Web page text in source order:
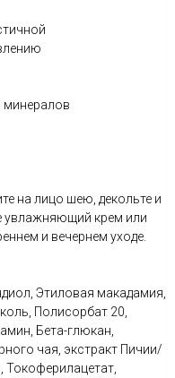
минералов
на лицо шею, декольте и
увлажняющий крем или
и вечернем уходе.
Этиловая макадамия,
Полисорбат 20,
Бета-глюкан,
чая, экстракт Пичии/
Токоферилацетат,